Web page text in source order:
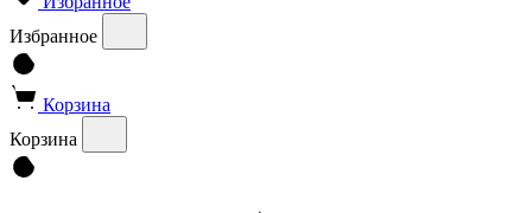
Избранное
Корзина
Корзина